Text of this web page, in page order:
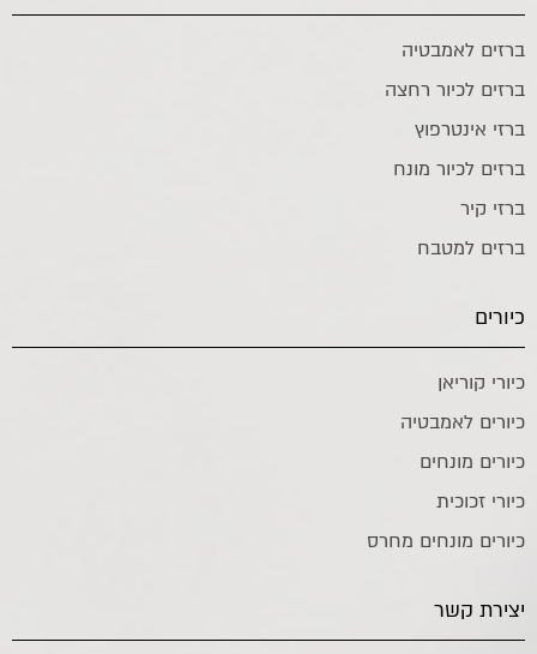
ברזים לאמבטיה
ברזים לכיור רחצה
ברזי אינטרפוץ
ברזים לכיור מונח
ברזי קיר
ברזים למטבח
כיורים
כיורי קוריאן
כיורים לאמבטיה
כיורים מונחים
כיורי זכוכית
כיורים מונחים מחרס
יצירת קשר